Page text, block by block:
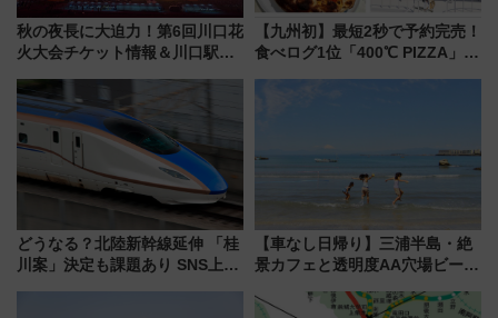
秋の夜長に大迫力！第6回川口花
火大会チケット情報＆川口駅か
【九州初】最短2秒で予約完売！
食べログ1位「400℃ PIZZA」が
プン。もつ鍋風など限定メニュ
どうなる？北陸新幹線延伸 「桂
川案」決定も課題あり SNS上の
【車なし日帰り】三浦半島・絶
景カフェと透明度AA穴場ビーチ
用してストレスフリー旅へ行こ